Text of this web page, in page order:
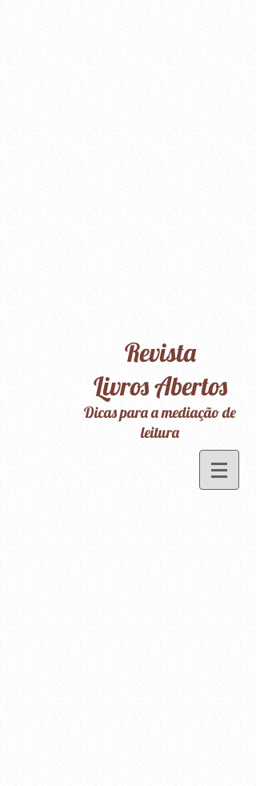
Revista
Livros Abertos
Dicas para a mediação de
leitura